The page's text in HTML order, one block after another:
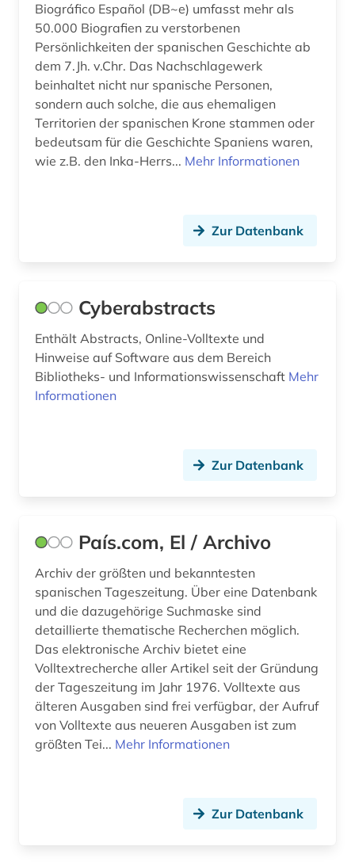
Biográfico Español (DB~e) umfasst mehr als
50.000 Biografien zu verstorbenen
Persönlichkeiten der spanischen Geschichte ab
dem 7.Jh. v.Chr. Das Nachschlagewerk
beinhaltet nicht nur spanische Personen,
sondern auch solche, die aus ehemaligen
Territorien der spanischen Krone stammen oder
bedeutsam für die Geschichte Spaniens waren,
wie z.B. den Inka-Herrs... Mehr Informationen
Zur Datenbank
Cyberabstracts
Enthält Abstracts, Online-Volltexte und
Hinweise auf Software aus dem Bereich
Bibliotheks- und Informationswissenschaft Mehr
Informationen
Zur Datenbank
País.com, El / Archivo
Archiv der größten und bekanntesten
spanischen Tageszeitung. Über eine Datenbank
und die dazugehörige Suchmaske sind
detaillierte thematische Recherchen möglich.
Das elektronische Archiv bietet eine
Volltextrecherche aller Artikel seit der Gründung
der Tageszeitung im Jahr 1976. Volltexte aus
älteren Ausgaben sind frei verfügbar, der Aufruf
von Volltexte aus neueren Ausgaben ist zum
größten Tei... Mehr Informationen
Zur Datenbank